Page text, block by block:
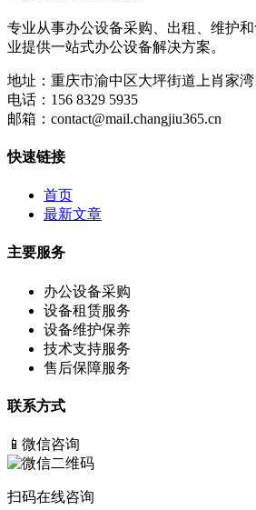
专业从事办公设备采购、出租、维护
业提供一站式办公设备解决方案。
地址： 重庆市渝中区大坪街道上肖家湾
电话： 156 8329 5935
邮箱： contact@mail.changjiu365.cn
快速链接
首页
最新文章
主要服务
办公设备采购
设备租赁服务
设备维护保养
技术支持服务
售后保障服务
联系方式
📱 微信咨询
扫码在线咨询